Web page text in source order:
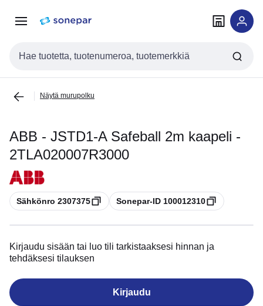
navigointiinsisältöön
Haku
Näytä murupolku
ABB - JSTD1-A Safeball 2m kaapeli -
2TLA020007R3000
Kopioi
Sähkönro 2307375 Kopioi
Sonepar-ID 100012310
Kirjaudu sisään tai luo tili tarkistaaksesi hinnan ja
tehdäksesi tilauksen
Kirjaudu